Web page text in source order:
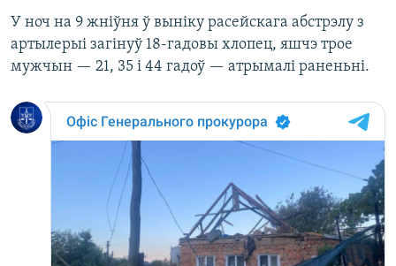
У ноч на 9 жніўня ў выніку расейскага абстрэлу з
артылерыі загінуў 18-гадовы хлопец, яшчэ трое
мужчын — 21, 35 і 44 гадоў — атрымалі раненьні.